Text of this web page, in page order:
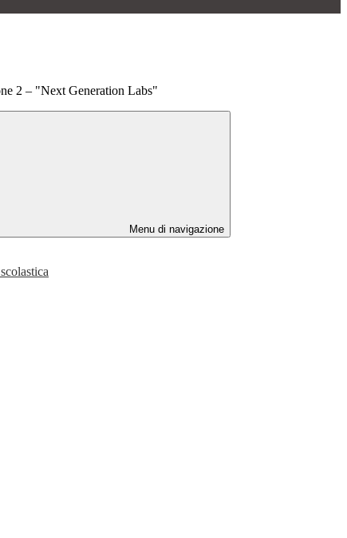
2 – "Next Generation Labs"
Menu di navigazione